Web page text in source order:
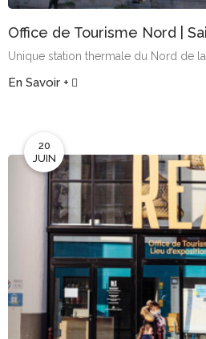
Office de Tourisme Nord |
Unique station thermale du Nord de
En Savoir +
20
JUIN